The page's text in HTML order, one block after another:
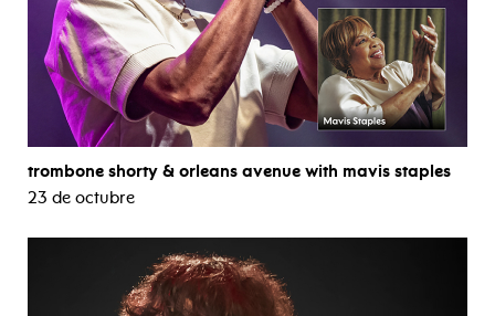
trombone shorty & orleans avenue with mavis staples
23 de octubre